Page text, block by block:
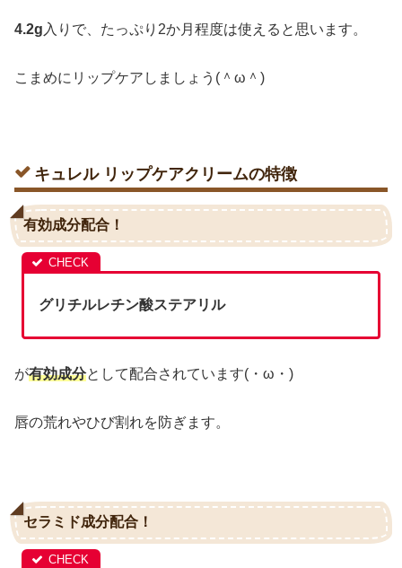
4.2g 入りで、たっぷり2か月程度は使えると思います。
こまめにリップケアしましょう(＾ω＾)
キュレル リップケアクリームの特徴
有効成分配合！
グリチルレチン酸ステアリル
が有効成分として配合されています(・ω・)
唇の荒れやひび割れを防ぎます。
セラミド成分配合！